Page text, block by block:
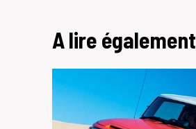
A lire également